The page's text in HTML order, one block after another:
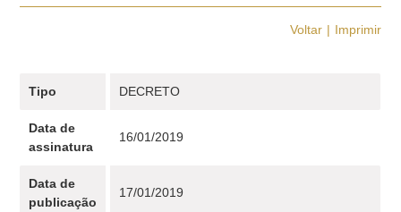
Voltar Imprimir
Tipo DECRETO
Data de
assinatura
16/01/2019
Data de
publicação
17/01/2019